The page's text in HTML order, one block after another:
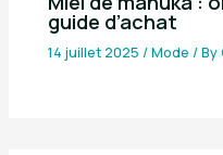
guide d’achat
14 juillet 2025/Mode / By